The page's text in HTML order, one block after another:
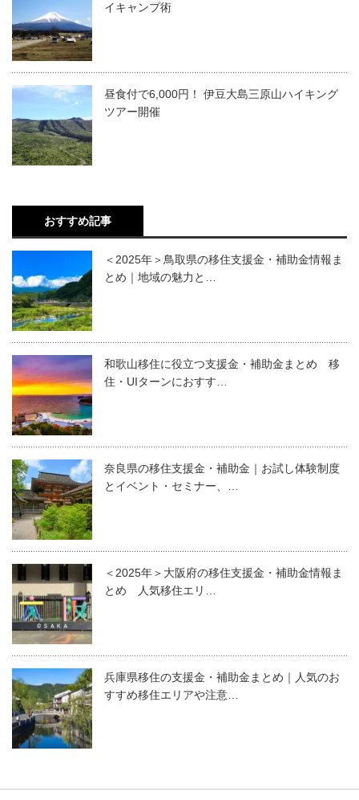
イキャンプ術
昼食付で6,000円！ 伊豆大島三原山ハイキング
ツアー開催
おすすめ記事
＜2025年＞鳥取県の移住支援金・補助金情報ま
とめ｜地域の魅力と…
和歌山移住に役立つ支援金・補助金まとめ 移
住・UIターンにおすす…
奈良県の移住支援金・補助金｜お試し体験制度
とイベント・セミナー、…
＜2025年＞大阪府の移住支援金・補助金情報ま
とめ 人気移住エリ…
兵庫県移住の支援金・補助金まとめ｜人気のお
すすめ移住エリアや注意…